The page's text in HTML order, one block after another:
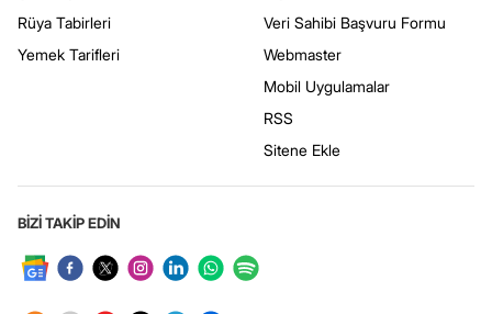
Rüya Tabirleri
Yemek Tarifleri
Veri Sahibi Başvuru Formu
Webmaster
Mobil Uygulamalar
RSS
Sitene Ekle
BİZİ TAKİP EDİN